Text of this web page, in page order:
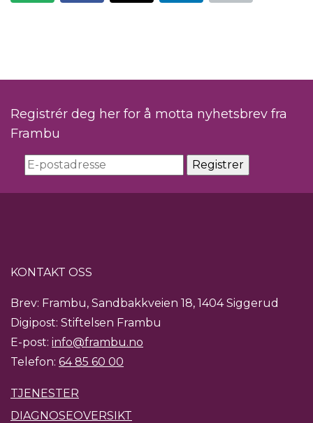
Registrér deg her for å motta nyhetsbrev fra
Frambu
KONTAKT OSS
Brev: Frambu, Sandbakkveien 18, 1404 Siggerud
Digipost: Stiftelsen Frambu
E-post: info@frambu.no
Telefon: 64 85 60 00
TJENESTER
DIAGNOSEOVERSIKT